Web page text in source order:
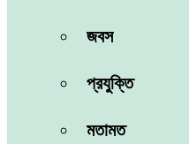
জবস
প্রযুক্তি
মতামত